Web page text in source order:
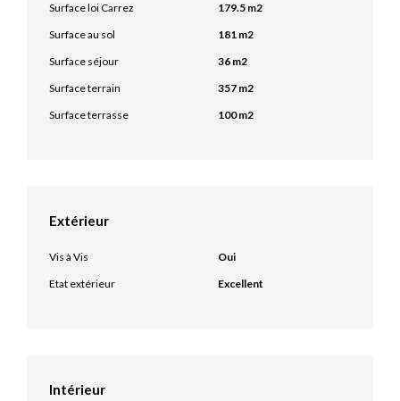
Surface loi Carrez
179.5 m2
Surface au sol
181 m2
Surface séjour
36 m2
Surface terrain
357 m2
Surface terrasse
100 m2
Extérieur
Vis à Vis
Oui
Etat extérieur
Excellent
Intérieur